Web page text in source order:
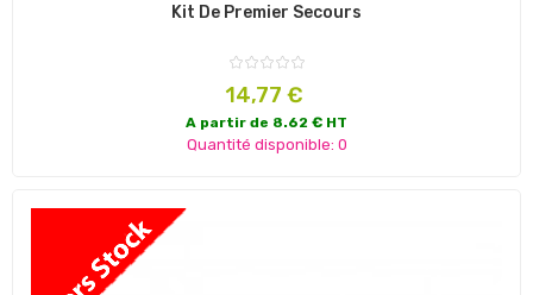
Kit De Premier Secours
Prix
14,77 €
A partir de 8.62 € HT
Quantité disponible: 0